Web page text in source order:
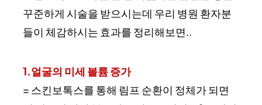
꾸준하게 시술을 받으시는데 우리 병원 환자분
들이 체감하시는 효과를 정리해보면..
1.얼굴의 미세 볼륨 증가
= 스킨보톡스를 통해 림프 순환이 정체가 되면